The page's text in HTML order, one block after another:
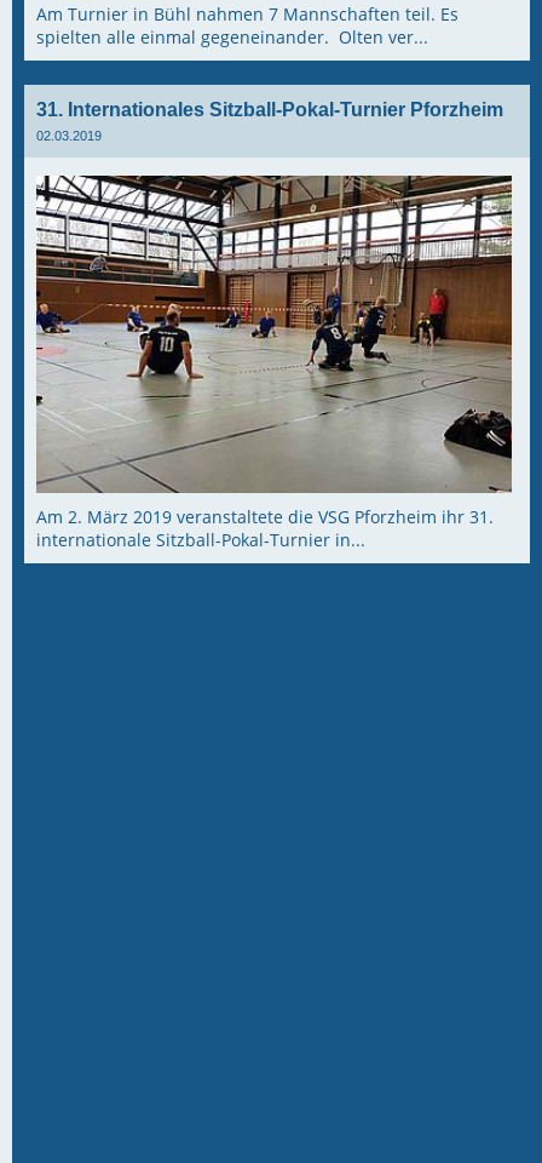
Am Turnier in Bühl nahmen 7 Mannschaften teil. Es
spielten alle einmal gegeneinander. Olten ver...
31. Internationales Sitzball-Pokal-Turnier Pforzheim
02.03.2019
Am 2. März 2019 veranstaltete die VSG Pforzheim ihr 31.
internationale Sitzball-Pokal-Turnier in...